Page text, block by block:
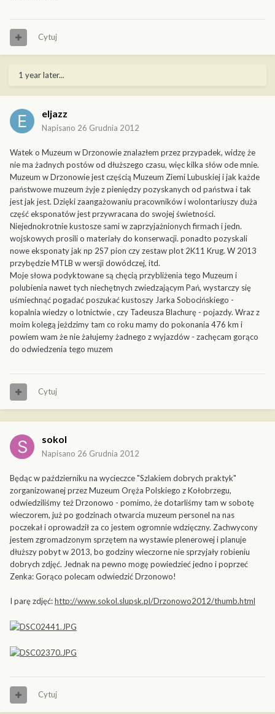
Cytuj
1 year later...
eljazz
Napisano 26 Grudnia 2012
Watek o Muzeum w Drzonowie znalazłem przez przypadek, widzę że
nie ma żadnych postów od dłuższego czasu, więc kilka słów ode mnie.
Muzeum w Drzonowie jest częścią Muzeum Ziemi Lubuskiej i jak każde
państwowe muzeum żyje z pieniędzy pozyskanych od państwa i tak
jest jak jest. Dzięki zaangażowaniu pracowników i wolontariuszy duża
część eksponatów jest przywracana do swojej świetności.
Niejednokrotnie kustosze sami w zaprzyjażnionych firmach i jedn.
wojskowych prosili o materiały do konserwacji. ponadto pozyskali
nowe eksponaty jak np 2S7 pion czy zestaw plot 2K11 Krug. W 2013
przybędzie MTLB w wersji dowódczej, itd.
Moje słowa podyktowane są chęcią przybliżenia tego Muzeum i
polubienia nawet tych niechętnych zwiedzającym Pań, wystarczy się
uśmiechnąć pogadać poszukać kustoszy Jarka Sobocińskiego -
kopalnia wiedzy o lotnictwie , czy Tadeusza Blachurę - pojazdy. Wraz z
moim kolegą jeżdzimy tam co roku mamy do pokonania 476 km i
powiem wam że nie żałujemy żadnego z wyjazdów - zachęcam gorąco
do odwiedzenia tego muzem
Cytuj
sokol
Napisano 26 Grudnia 2012
Będąc w październiku na wycieczce "Szlakiem dobrych praktyk"
zorganizowanej przez Muzeum Oręża Polskiego z Kołobrzegu,
odwiedziliśmy też Drzonowo - pomimo, że dotarliśmy tam w sobotę
wieczorem, już po godzinach otwarcia muzeum personel na nas
poczekał i oprowadził za co jestem ogromnie wdzięczny. Zachwycony
jestem zgromadzonym sprzętem na wystawie plenerowej i planuje
dłuższy pobyt w 2013, bo godziny wieczorne nie sprzyjały robieniu
dobrych zdjęć. Jednak na pewno mogę powiedzieć jedno i poprzeć
Zenka: Gorąco polecam odwiedzić Drzonowo!
I parę zdjęć:http://www.sokol.slupsk.pl/Drzonowo2012/thumb.html
Cytuj